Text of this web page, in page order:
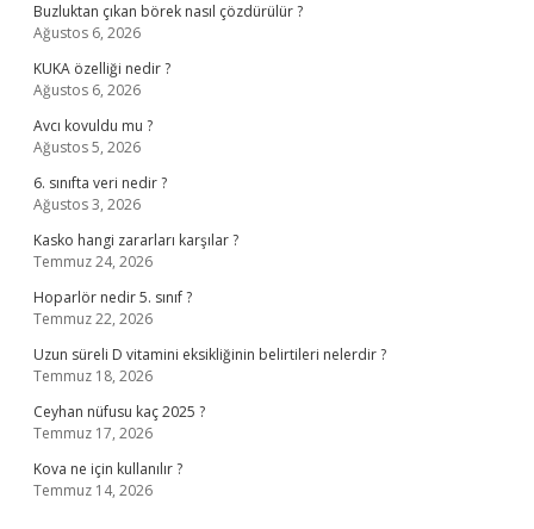
Buzluktan çıkan börek nasıl çözdürülür ?
Ağustos 6, 2026
KUKA özelliği nedir ?
Ağustos 6, 2026
Avcı kovuldu mu ?
Ağustos 5, 2026
6. sınıfta veri nedir ?
Ağustos 3, 2026
Kasko hangi zararları karşılar ?
Temmuz 24, 2026
Hoparlör nedir 5. sınıf ?
Temmuz 22, 2026
Uzun süreli D vitamini eksikliğinin belirtileri nelerdir ?
Temmuz 18, 2026
Ceyhan nüfusu kaç 2025 ?
Temmuz 17, 2026
Kova ne için kullanılır ?
Temmuz 14, 2026